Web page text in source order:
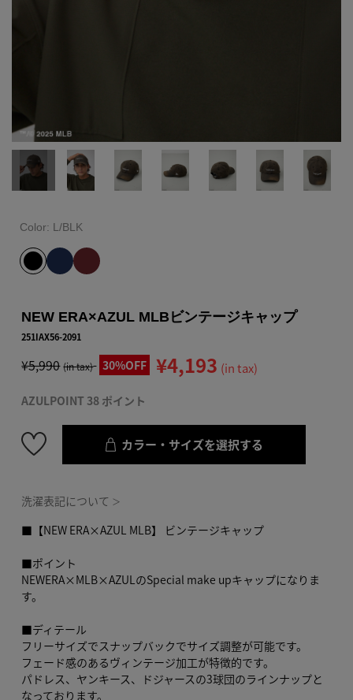
Color: L/BLK
NEW ERA×AZUL MLBビンテージキャップ
251IAX56-2091
¥5,990 (in tax) 30%OFF ¥4,193 (in tax)
AZULPOINT 38 ポイント
カラー・サイズを選択する
洗濯表記について ＞
■【NEW ERA×AZUL MLB】 ビンテージキャップ
■ポイント
NEWERA×MLB×AZULのSpecial make upキャップになりま
す。
■ディテール
フリーサイズでスナップバックでサイズ調整が可能です。
フェード感のあるヴィンテージ加工が特徴的です。
パドレス、ヤンキース、ドジャースの3球団のラインナップと
なっております。